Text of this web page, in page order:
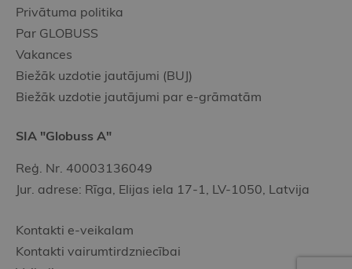
Privātuma politika
Par GLOBUSS
Vakances
Biežāk uzdotie jautājumi (BUJ)
Biežāk uzdotie jautājumi par e-grāmatām
SIA "Globuss A"
Reģ. Nr. 40003136049
Jur. adrese: Rīga, Elijas iela 17-1, LV-1050, Latvija
Kontakti e-veikalam
Kontakti vairumtirdzniecībai